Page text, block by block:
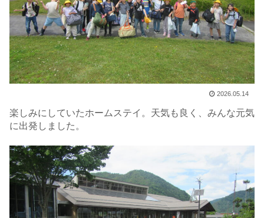
2026.05.14
楽しみにしていたホームステイ。天気も良く、みんな元気
に出発しました。